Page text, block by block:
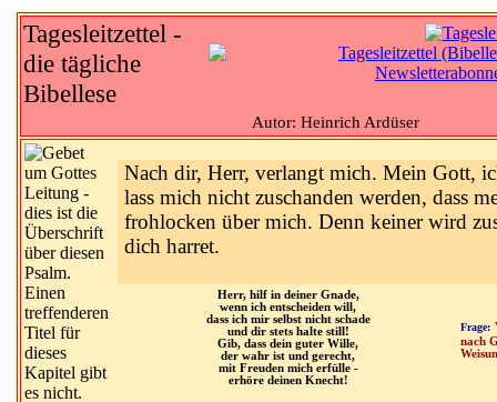
Tagesleitzettel -
die tägliche
Bibellese
Autor: Heinrich Ardüser
Nach dir, Herr, verlangt mich. Mein Gott,
lass mich nicht zuschanden werden, dass
frohlocken über mich. Denn keiner wird
dich harret.
Herr, hilf in deiner Gnade,
wenn ich entscheiden will,
dass ich mir selbst nicht schade
und dir stets halte still!
Gib, dass dein guter Wille,
der wahr ist und gerecht,
mit Freuden mich erfülle -
erhöre deinen Knecht!
Frage:
nach